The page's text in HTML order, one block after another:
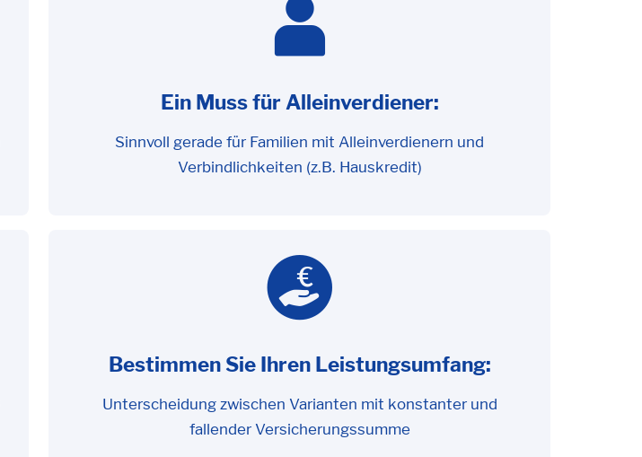
Ein Muss für Alleinverdiener:
Sinnvoll gerade für Familien mit Alleinverdienern und
Verbindlichkeiten (z.B. Hauskredit)
Bestimmen Sie Ihren Leistungsumfang:
Unterscheidung zwischen Varianten mit konstanter und
fallender Versicherungssumme